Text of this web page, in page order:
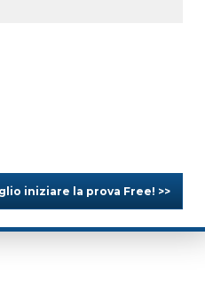
iniziare la prova Free! >>